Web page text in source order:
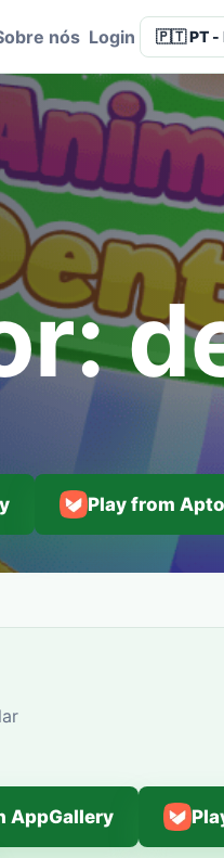
nós Login Language
Play from
AppGallery